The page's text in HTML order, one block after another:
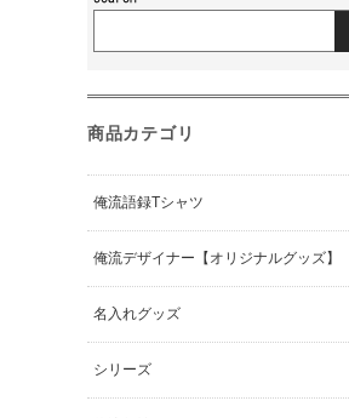
商品カテゴリ
俺流語録Tシャツ
俺流デザイナー【オリジナルグッズ】
名入れグッズ
シリーズ